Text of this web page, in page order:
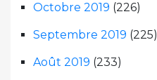
Octobre 2019 (226)
Septembre 2019 (225)
Août 2019 (233)